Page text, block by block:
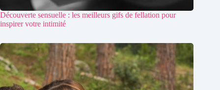
Découverte sensuelle : les meilleurs gifs de fellation pour
inspirer votre intimité